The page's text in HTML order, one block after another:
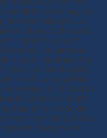
xác định cả tro bay bã
làm chất hấp phụ rẻ
khỏi dung dịch nước.
thí nghiệm so sánh
với các ion kim loại
nước và nhận thấy
với cả ion kim loại Hg
∼6. Ái lực của RHA
ion Hg (II). El-Said et
bỏ Zn (II) và Se (IV)
hấp phụ và tốc độ
nhanh hơn đáng kể so
trình Bangham).